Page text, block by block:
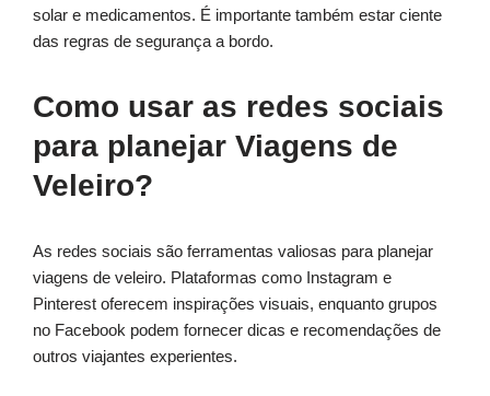
solar e medicamentos. É importante também estar ciente
das regras de segurança a bordo.
Como usar as redes sociais
para planejar Viagens de
Veleiro?
As redes sociais são ferramentas valiosas para planejar
viagens de veleiro. Plataformas como Instagram e
Pinterest oferecem inspirações visuais, enquanto grupos
no Facebook podem fornecer dicas e recomendações de
outros viajantes experientes.